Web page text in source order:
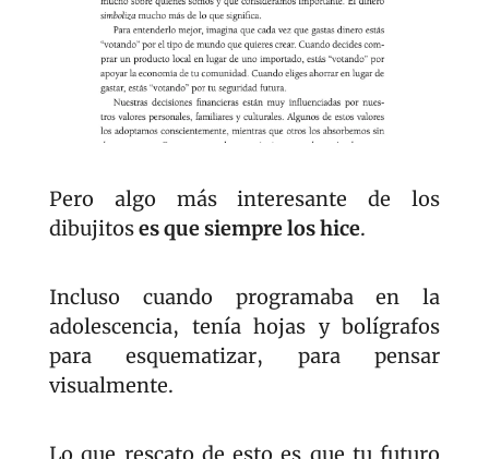
Pero algo más interesante de los
dibujitos es que siempre los hice.
Incluso cuando programaba en la
adolescencia, tenía hojas y bolígrafos
para esquematizar, para pensar
visualmente.
Lo que rescato de esto es que tu futuro